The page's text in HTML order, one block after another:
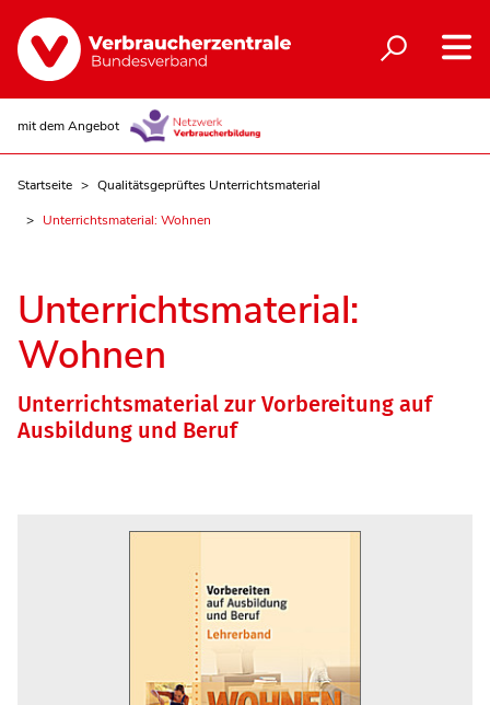
mit dem Angebot
Startseite
Qualitätsgeprüftes Unterrichtsmaterial
Unterrichtsmaterial: Wohnen
Unterrichtsmaterial:
Wohnen
Unterrichtsmaterial zur Vorbereitung auf
Ausbildung und Beruf